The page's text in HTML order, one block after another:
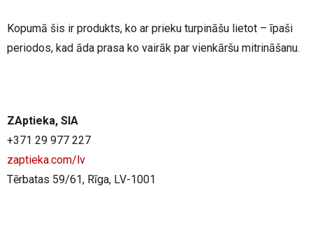
Kopumā šis ir produkts, ko ar prieku turpināšu lietot – īpaši
periodos, kad āda prasa ko vairāk par vienkāršu mitrināšanu.
ZAptieka, SIA
+371 29 977 227
zaptieka.com/lv
Tērbatas 59/61, Rīga, LV-1001